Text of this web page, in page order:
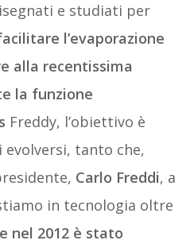
e studiati per
l’evaporazione
alla recentissima
la funzione
Freddy, l’obiettivo è
tanto che,
Carlo Freddi, a
in tecnologia oltre
nel 2012 è stato